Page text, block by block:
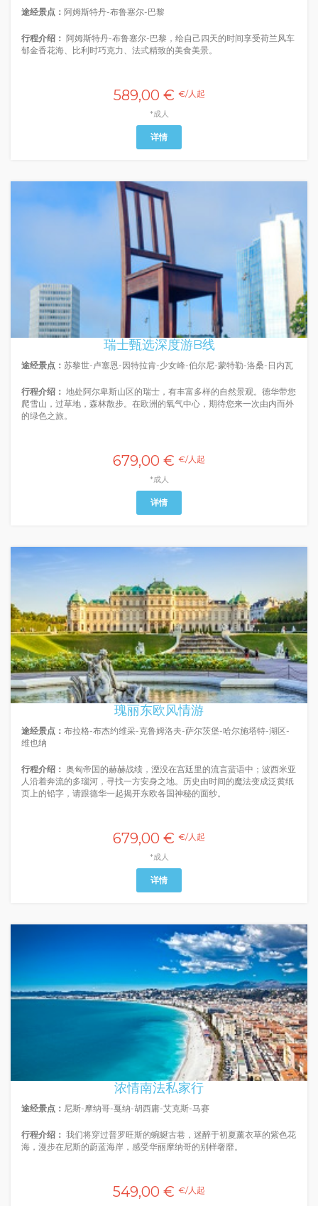
途经景点： 阿姆斯特丹-布鲁塞尔-巴黎
行程介绍： 阿姆斯特丹-布鲁塞尔-巴黎，给自己四天的时间享受荷兰风车
郁金香花海、比利时巧克力、法式精致的美食美景。
589,00 € €/人起
*成人
详情
瑞士甄选深度游B线
途经景点： 苏黎世-卢塞恩-因特拉肯-少女峰-伯尔尼-蒙特勒-洛桑-日内瓦
行程介绍： 地处阿尔卑斯山区的瑞士，有丰富多样的自然景观。德华带您
爬雪山，过草地，森林散步。在欧洲的氧气中心，期待您来一次由内而外
的绿色之旅。
679,00 € €/人起
*成人
详情
瑰丽东欧风情游
途经景点： 布拉格-布杰约维采-克鲁姆洛夫-萨尔茨堡-哈尔施塔特-湖区-
维也纳
行程介绍： 奥匈帝国的赫赫战绩，湮没在宫廷里的流言蜚语中；波西米亚
人沿着奔流的多瑙河，寻找一方安身之地。历史由时间的魔法变成泛黄纸
页上的铅字，请跟德华一起揭开东欧各国神秘的面纱。
679,00 € €/人起
*成人
详情
浓情南法私家行
途经景点： 尼斯-摩纳哥-戛纳-胡西庸-艾克斯-马赛
行程介绍： 我们将穿过普罗旺斯的蜿蜒古巷，迷醉于初夏薰衣草的紫色花
海，漫步在尼斯的蔚蓝海岸，感受华丽摩纳哥的别样奢靡。
549,00 € €/人起